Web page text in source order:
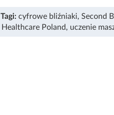
Tagi: cyfrowe bliźniaki, Second
Healthcare Poland, uczenie